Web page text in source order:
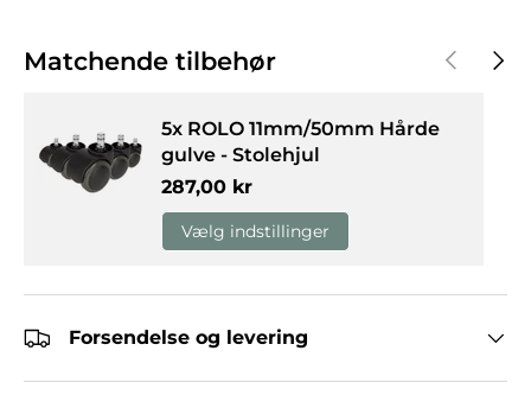
Matchende tilbehør Forrige
5x ROLO 11mm/50mm Hårde
gulve - Stolehjul
Normalpris
287,00 kr
Vælg indstillinger
Forsendelse og levering